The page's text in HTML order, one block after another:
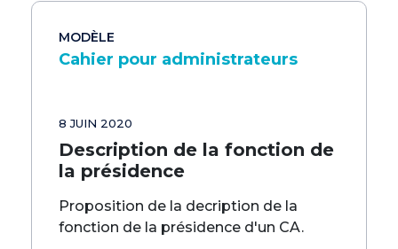
MODÈLE
Cahier pour administrateurs
8 JUIN 2020
Description de la fonction de
la présidence
Proposition de la decription de la
fonction de la présidence d'un CA.